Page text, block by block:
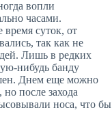
вопли
часами.
время суток, от
так как не
Лишь в редких
нибудь банду
Днем еще можно
после захода
носа, что бы